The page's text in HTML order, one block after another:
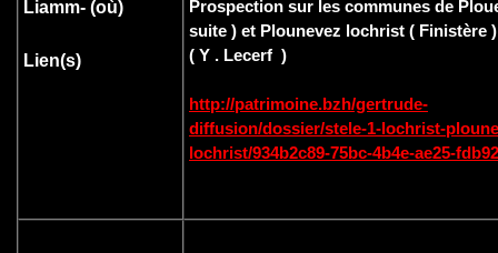
Liamm- (où)
Lien(s)
Prospection sur les communes de
suite ) et Plounevez lochrist ( Finistère )
( Y . Lecerf )
http://patrimoine.bzh/gertrude-
diffusion/dossier/stele-1-lochrist-
lochrist/934b2c89-75bc-4b4e-ae25-